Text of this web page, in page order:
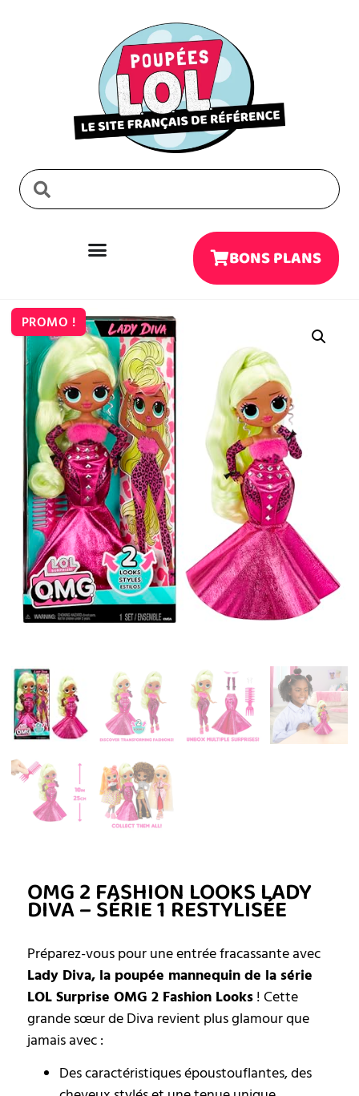
BONS PLANS
PROMO !
OMG 2 FASHION LOOKS LADY
DIVA – SÉRIE 1 RESTYLISÉE
Préparez-vous pour une entrée fracassante avec
Lady Diva, la poupée mannequin de la série
LOL Surprise OMG 2 Fashion Looks ! Cette
grande sœur de Diva revient plus glamour que
jamais avec :
Des caractéristiques époustouflantes, des